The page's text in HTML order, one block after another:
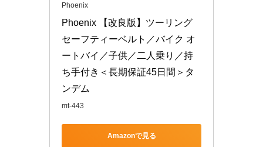
Phoenix
Phoenix 【改良版】ツーリング
セーフティーベルト／バイク オ
ートバイ／子供／二人乗り／持
ち手付き＜長期保証45日間＞タ
ンデム
mt-443
Amazonで見る